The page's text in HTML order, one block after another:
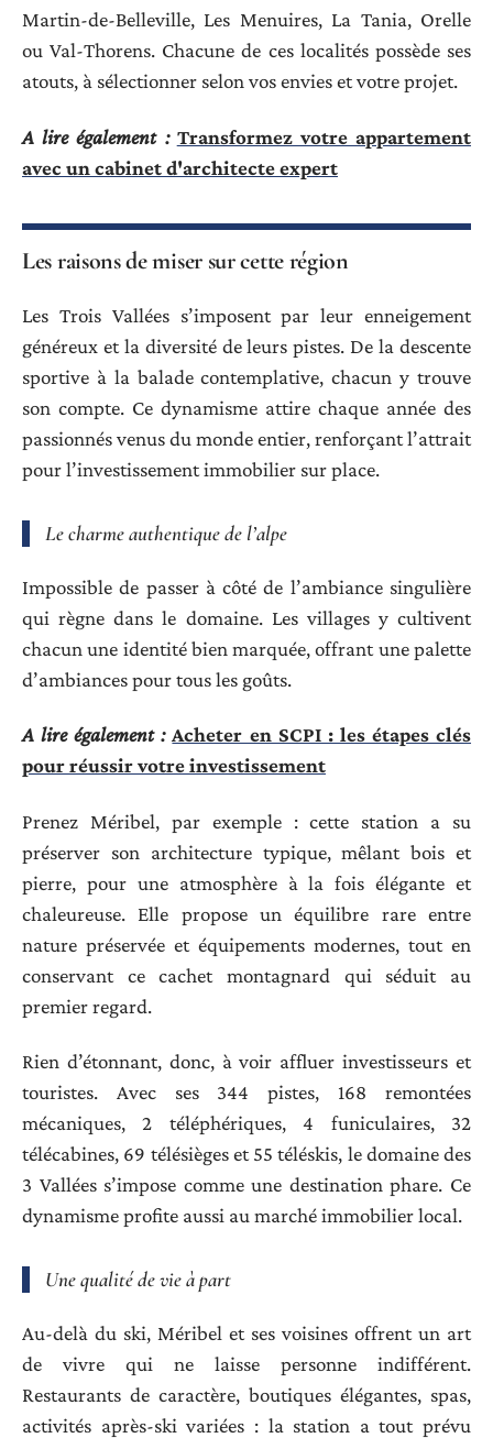
Martin-de-Belleville, Les Menuires, La Tania, Orelle
ou Val-Thorens. Chacune de ces localités possède ses
atouts, à sélectionner selon vos envies et votre projet.
A lire également : Transformez votre appartement
avec un cabinet d'architecte expert
Les raisons de miser sur cette région
Les Trois Vallées s’imposent par leur enneigement
généreux et la diversité de leurs pistes. De la descente
sportive à la balade contemplative, chacun y trouve
son compte. Ce dynamisme attire chaque année des
passionnés venus du monde entier, renforçant l’attrait
pour l’investissement immobilier sur place.
Le charme authentique de l’alpe
Impossible de passer à côté de l’ambiance singulière
qui règne dans le domaine. Les villages y cultivent
chacun une identité bien marquée, offrant une palette
d’ambiances pour tous les goûts.
A lire également : Acheter en SCPI : les étapes clés
pour réussir votre investissement
Prenez Méribel, par exemple : cette station a su
préserver son architecture typique, mêlant bois et
pierre, pour une atmosphère à la fois élégante et
chaleureuse. Elle propose un équilibre rare entre
nature préservée et équipements modernes, tout en
conservant ce cachet montagnard qui séduit au
premier regard.
Rien d’étonnant, donc, à voir affluer investisseurs et
touristes. Avec ses 344 pistes, 168 remontées
mécaniques, 2 téléphériques, 4 funiculaires, 32
télécabines, 69 télésièges et 55 téléskis, le domaine des
3 Vallées s’impose comme une destination phare. Ce
dynamisme profite aussi au marché immobilier local.
Une qualité de vie à part
Au-delà du ski, Méribel et ses voisines offrent un art
de vivre qui ne laisse personne indifférent.
Restaurants de caractère, boutiques élégantes, spas,
activités après-ski variées : la station a tout prévu